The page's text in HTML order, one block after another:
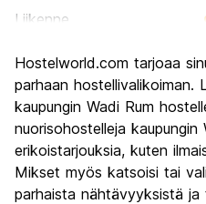
Liikenne
Kulttuuri
Yöelämä
Rahanarvoinen
Hostelworld.com tarjoaa
parhaan hostellivalikoiman.
kaupungin Wadi Rum
nuorisohostelleja
erikoistarjouksia, kuten
Mikset myös katsoisi tai
parhaista nähtävyyksistä ja